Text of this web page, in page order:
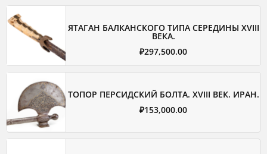
ЯТАГАН БАЛКАНСКОГО ТИПА СЕРЕДИНЫ XVIII
ВЕКА.
₽297,500.00
ТОПОР ПЕРСИДСКИЙ БОЛТА. XVIII ВЕК. ИРАН.
₽153,000.00